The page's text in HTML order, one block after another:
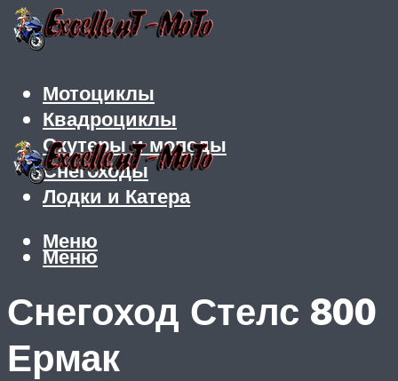
Мотоциклы
Квадроциклы
Скутеры и мопеды
Снегоходы
Лодки и Катера
Меню
Меню
Снегоход Стелс 800
Ермак